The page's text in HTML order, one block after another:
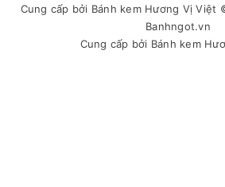
Cung cấp bởi Bánh kem Hương Vị Việt
Banhngot.vn
Cung cấp bởi Bánh kem